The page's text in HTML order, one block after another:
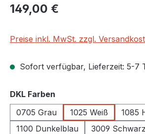
Regulärer Preis:
149,00 €
Preise inkl. MwSt. zzgl.
Sofort verfügbar, Lieferzeit: 5-7
DKL Farben
0705 Grau
1025 Weiß
1085
1100 Dunkelblau
3009 Schwarz